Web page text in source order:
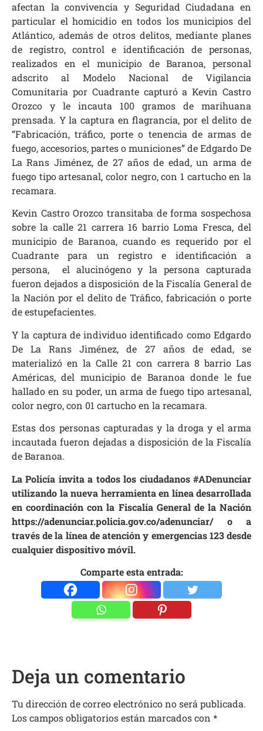
afectan la convivencia y Seguridad Ciudadana en
particular el homicidio en todos los municipios del
Atlántico, además de otros delitos, mediante planes
de registro, control e identificación de personas,
realizados en el municipio de Baranoa, personal
adscrito al Modelo Nacional de Vigilancia
Comunitaria por Cuadrante capturó a Kevin Castro
Orozco y le incauta 100 gramos de marihuana
prensada. Y la captura en flagrancia, por el delito de
“Fabricación, tráfico, porte o tenencia de armas de
fuego, accesorios, partes o municiones” de Edgardo De
La Rans Jiménez, de 27 años de edad, un arma de
fuego tipo artesanal, color negro, con 1 cartucho en la
recamara.
Kevin Castro Orozco transitaba de forma sospechosa
sobre la calle 21 carrera 16 barrio Loma Fresca, del
municipio de Baranoa, cuando es requerido por el
Cuadrante para un registro e identificación a
persona, el alucinógeno y la persona capturada
fueron dejados a disposición de la Fiscalía General de
la Nación por el delito de Tráfico, fabricación o porte
de estupefacientes.
Y la captura de individuo identificado como Edgardo
De La Rans Jiménez, de 27 años de edad, se
materializó en la Calle 21 con carrera 8 barrio Las
Américas, del municipio de Baranoa donde le fue
hallado en su poder, un arma de fuego tipo artesanal,
color negro, con 01 cartucho en la recamara.
Estas dos personas capturadas y la droga y el arma
incautada fueron dejadas a disposición de la Fiscalía
de Baranoa.
La Policía invita a todos los ciudadanos #ADenunciar
utilizando la nueva herramienta en línea desarrollada
en coordinación con la Fiscalía General de la Nación
https://adenunciar.policia.gov.co/adenunciar/ o a
través de la línea de atención y emergencias 123 desde
cualquier dispositivo móvil.
Comparte esta entrada:
Deja un comentario
Tu dirección de correo electrónico no será publicada.
Los campos obligatorios están marcados con *